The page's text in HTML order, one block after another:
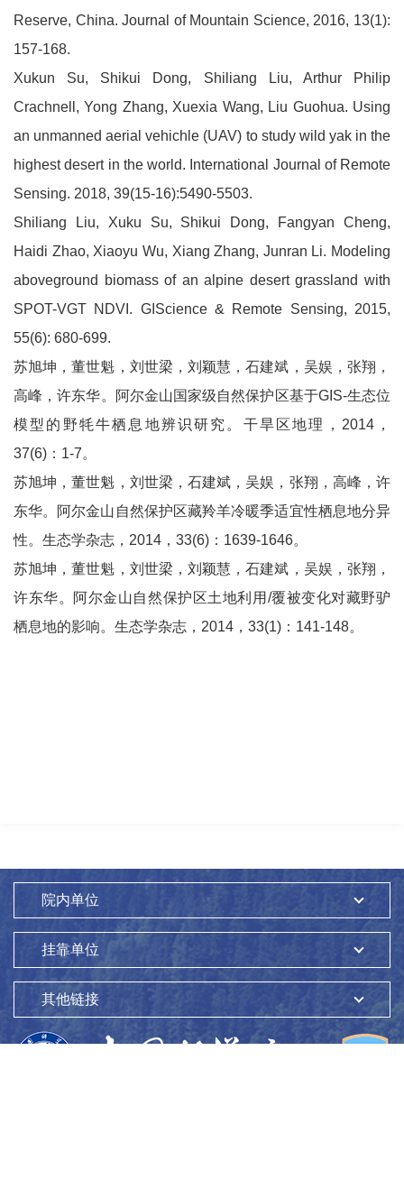
Reserve, China. Journal of Mountain Science, 2016, 13(1):
157-168.
Xukun Su, Shikui Dong, Shiliang Liu, Arthur Philip
Crachnell, Yong Zhang, Xuexia Wang, Liu Guohua. Using
an unmanned aerial vehichle (UAV) to study wild yak in the
highest desert in the world. International Journal of Remote
Sensing. 2018, 39(15-16):5490-5503.
Shiliang Liu, Xuku Su, Shikui Dong, Fangyan Cheng,
Haidi Zhao, Xiaoyu Wu, Xiang Zhang, Junran Li. Modeling
aboveground biomass of an alpine desert grassland with
SPOT-VGT NDVI. GIScience & Remote Sensing, 2015,
55(6): 680-699.
苏旭坤，董世魁，刘世梁，刘颖慧，石建斌，吴娱，张翔，
高峰，许东华。阿尔金山国家级自然保护区基于GIS-生态位
模型的野牦牛栖息地辨识研究。干旱区地理，2014，
37(6)：1-7。
苏旭坤，董世魁，刘世梁，石建斌，吴娱，张翔，高峰，许
东华。阿尔金山自然保护区藏羚羊冷暖季适宜性栖息地分异
性。生态学杂志，2014，33(6)：1639-1646。
苏旭坤，董世魁，刘世梁，刘颖慧，石建斌，吴娱，张翔，
许东华。阿尔金山自然保护区土地利用/覆被变化对藏野驴
栖息地的影响。生态学杂志，2014，33(1)：141-148。
院内单位
挂靠单位
其他链接